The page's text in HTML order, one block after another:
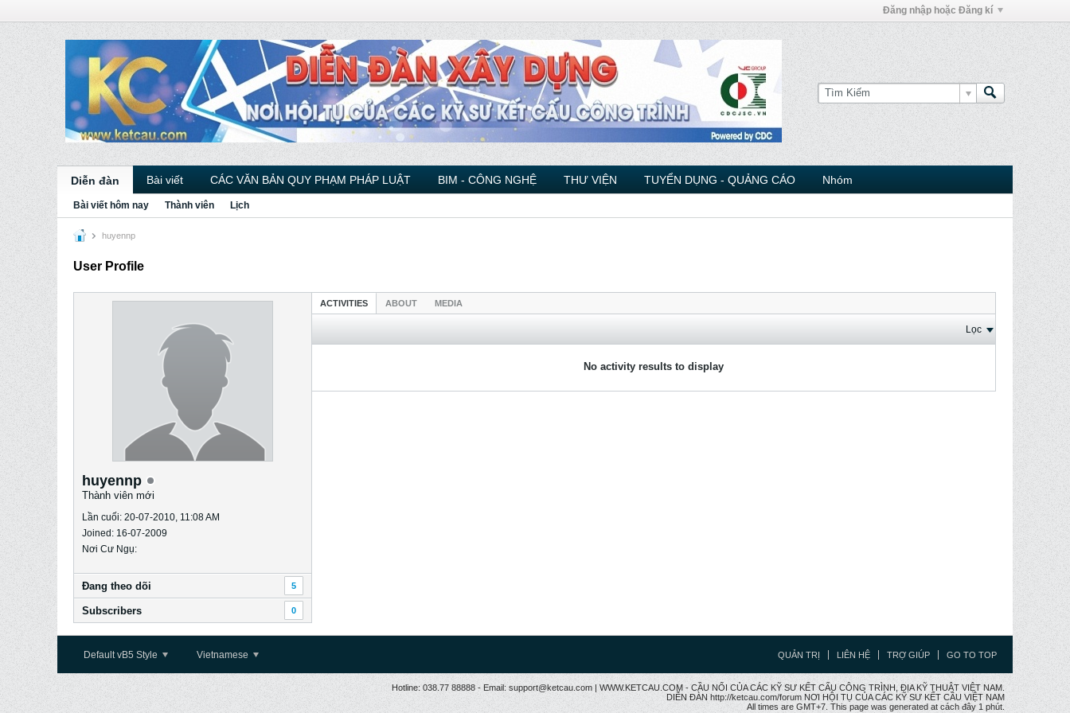
Đăng nhập hoặc Đăng kí
Diễn đàn Bài viết CÁC VĂN BẢN QUY PHẠM PHÁP LUẬT BIM - CÔNG NGHỆ THƯ VIỆN TUYỂN DỤNG - QUẢNG CÁO Nhóm
Bài viết hôm nay Thành viên Lịch
huyennp
User Profile
huyennp
Thành viên mới
Lần cuối: 20-07-2010, 11:08 AM
Joined: 16-07-2009
Nơi Cư Ngụ:
Ðang theo dõi 5
Subscribers 0
ACTIVITIES ABOUT MEDIA
Lọc
No activity results to display
Default vB5 Style Vietnamese QUẢN TRỊ LIÊN HỆ TRỢ GIÚP GO TO TOP
Hotline: 038.77 88888 - Email: support@ketcau.com | WWW.KETCAU.COM - CẦU NỐI CỦA CÁC KỸ SƯ KẾT CẤU CÔNG TRÌNH, ĐỊA KỸ THUẬT VIỆT NAM.
DIỄN ĐÀN http://ketcau.com/forum NƠI HỘI TỤ CỦA CÁC KỸ SƯ KẾT CÂU VIỆT NAM
All times are GMT+7. This page was generated at cách đây 1 phút.